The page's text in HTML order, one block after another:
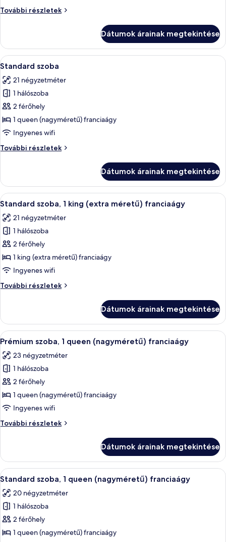
További részletek
Prémium
Dátumok árainak megtekintése
A
következő
szoba
összes
képének
megtekintése:
Standard
Egy szállodai szoba, amelyben
9
Standard szoba
21 négyzetméter
1 hálószoba
2 férőhely
1 queen (nagyméretű) franciaágy
Ingyenes wifi
További részletek
Standard
Dátumok árainak megtekintése
A
következő
szoba
összes
képének
megtekintése:
Standard
1
méretű)
franciaágy
Egy modern szállodai szoba,
4
Standard szoba, 1 king (extra méretű) franciaágy
21 négyzetméter
1 hálószoba
2 férőhely
1 king (extra méretű) franciaágy
Ingyenes wifi
További részletek
Standard
(extra
méretű)
franciaágy
részletei
Dátumok árainak megtekintése
A
következő
szoba
összes
képének
megtekintése:
Prémium
1
franciaágy
Egy modern szállodai szoba,
6
Prémium szoba, 1 queen (nagyméretű) franciaágy
23 négyzetméter
1 hálószoba
2 férőhely
1 queen (nagyméretű) franciaágy
Ingyenes wifi
További részletek
Prémium
(nagyméretű)
franciaágy
további
Dátumok árainak megtekintése
A
következő
szoba
összes
képének
megtekintése:
Egy szállodai szoba, amelyben egy
4
Standard szoba, 1 queen (nagyméretű) franciaágy
20 négyzetméter
1 hálószoba
2 férőhely
1 queen (nagyméretű) franciaágy